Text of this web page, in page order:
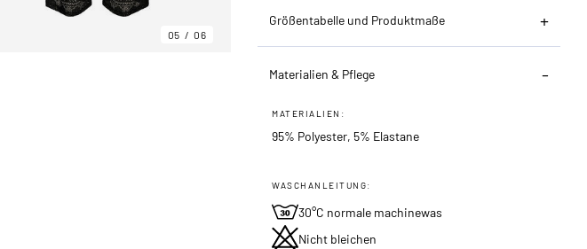
05 06
Größentabelle und Produktmaße
Materialien & Pflege
MATERIALIEN:
95% Polyester, 5% Elastane
WASCHANLEITUNG:
30°C normale machinewas
Nicht bleichen